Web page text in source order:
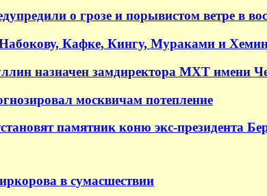
о грозе и порывистом ветре в
Кафке, Кингу, Мураками и
назначен замдиректора МХТ имени
москвичам потепление
памятник коню экс-президента
в сумасшествии